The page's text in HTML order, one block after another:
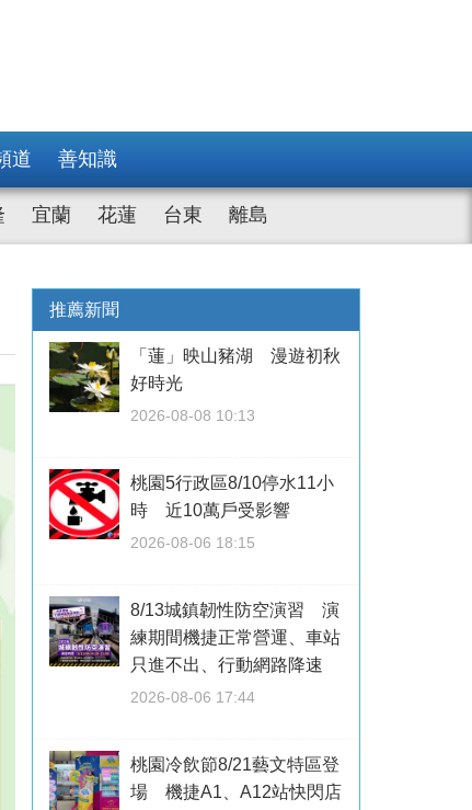
道 善知識
宜蘭 花蓮 台東 離島
推薦新聞
「蓮」映山豬湖 漫遊初秋
好時光
2026-08-08 10:13
桃園5行政區8/10停水11小
時 近10萬戶受影響
2026-08-06 18:15
8/13城鎮韌性防空演習 演
練期間機捷正常營運、車站
只進不出、行動網路降速
2026-08-06 17:44
桃園冷飲節8/21藝文特區登
場 機捷A1、A12站快閃店